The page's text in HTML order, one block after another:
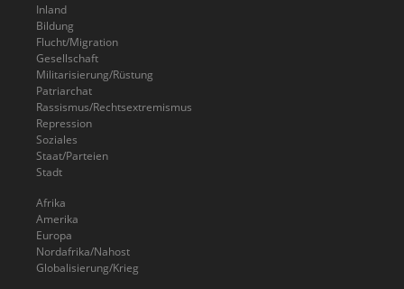
Inland
Bildung
Flucht/Migration
Gesellschaft
Militarisierung/Rüstung
Patriarchat
Rassismus/Rechtsextremismus
Repression
Soziales
Staat/Parteien
Stadt
Afrika
Amerika
Europa
Nordafrika/Nahost
Globalisierung/Krieg